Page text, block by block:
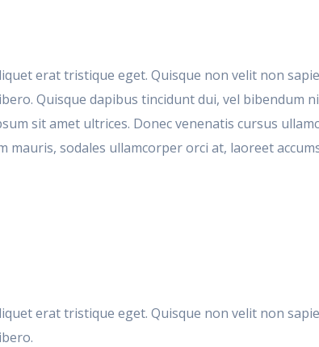
erat tristique eget. Quisque non velit non
Quisque dapibus tincidunt dui, vel bibendum
sit amet ultrices. Donec venenatis cursus
sodales ullamcorper orci at, laoreet
erat tristique eget. Quisque non velit non